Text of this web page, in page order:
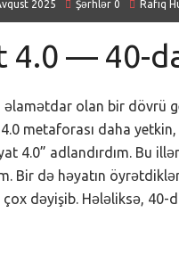
2025 Şərhlər 0 Rafiq
4.0 — 40-
əlamətdar olan bir dövrü
metaforası daha
4.0” adlandırdım. Bu
Bir də həyatın
dəyişib. Hələliksə,